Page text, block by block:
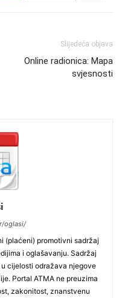
Slijedeća objava
Online radionica: Mapa
svjesnosti
oglasi/
(plaćeni) promotivni sadržaj
i oglašavanju. Sadržaj
cijelosti odražava njegove
Portal ATMA ne preuzima
zakonitost, znanstvenu